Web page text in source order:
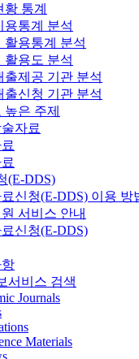
황 통계
용통계 분석
활용통계 분석
활용도 분석
출제공 기관 분석
출신청 기관 분석
높은 주제
자료
(E-DDS)
신청(E-DDS) 이용 방
서비스 안내
신청(E-DDS)
서비스 검색
Journals
Materials